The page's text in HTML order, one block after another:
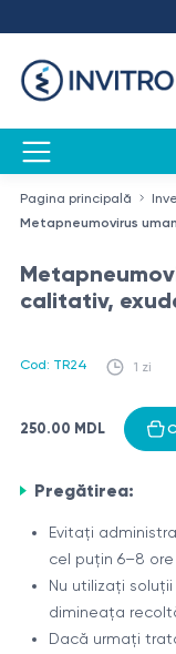
Pagina principală
Metapneumovirus
calitativ,
Cod: TR24 1 zi
250.00 MDL
Pregătirea:
Evitați
cel puțin 6–8
Nu utilizați
dimineața
Dacă urmați